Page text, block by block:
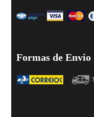
Formas de Envio